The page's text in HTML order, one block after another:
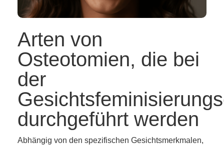
Arten von
Osteotomien, die bei
der
durchgeführt werden
Abhängig von den spezifischen Gesichtsmerkmalen,